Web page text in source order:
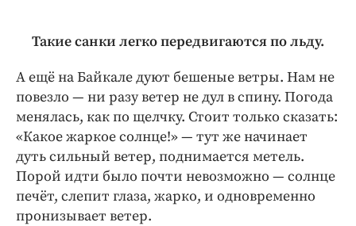
Такие санки легко передвигаются по льду.
А ещё на Байкале дуют бешеные ветры. Нам не
повезло — ни разу ветер не дул в спину. Погода
менялась, как по щелчку. Стоит только сказать:
«Какое жаркое солнце!» — тут же начинает
дуть сильный ветер, поднимается метель.
Порой идти было почти невозможно — солнце
печёт, слепит глаза, жарко, и одновременно
пронизывает ветер.